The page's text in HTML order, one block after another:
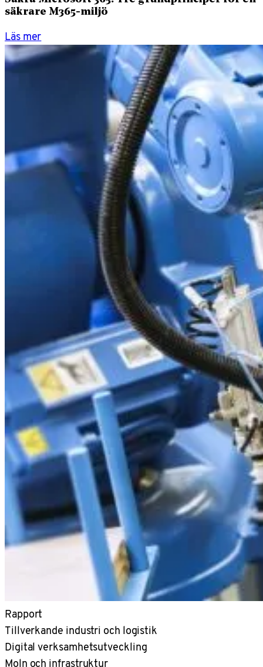
säkrare M365-miljö
Läs mer
Rapport
Tillverkande industri och logistik
Digital verksamhetsutveckling
Moln och infrastruktur